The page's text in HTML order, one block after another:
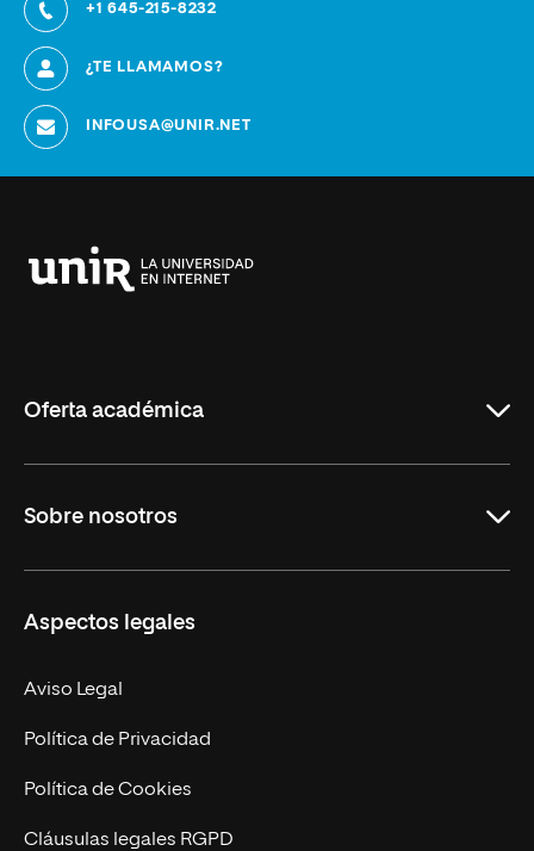
+1 645-215-8232
¿TE LLAMAMOS?
INFOUSA@UNIR.NET
Oferta académica
Derecho
Empresa
MBA
Marketing y Comunicación
Ingeniería
Diseño
Sobre nosotros
Nuestro Equipo
Contacto
Aspectos legales
Aviso Legal
Política de Privacidad
Política de Cookies
Cláusulas legales RGPD